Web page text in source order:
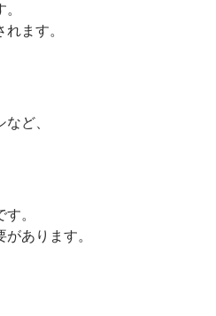
ます。
ど、
。
あります。